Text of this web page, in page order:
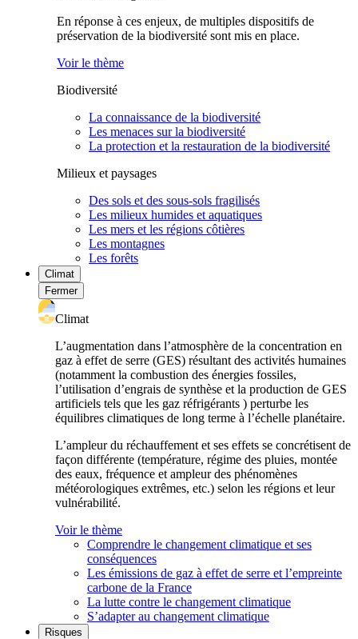
En réponse à ces enjeux, de multiples dispositifs de
préservation de la biodiversité sont mis en place.
Voir le thème
Biodiversité
La connaissance de la biodiversité
Les menaces sur la biodiversité
La protection et la restauration de la biodiversité
Milieux et paysages
Des sols et des sous-sols fragilisés
Les milieux humides et aquatiques
Les mers et les régions côtières
Les montagnes
Les forêts
Climat
Fermer
Climat
L’augmentation dans l’atmosphère de la concentration en
gaz à effet de serre (GES) résultant des activités humaines
(notamment la combustion des énergies fossiles,
l’utilisation d’engrais de synthèse et la production de GES
artificiels tels que les gaz réfrigérants ) perturbe les
équilibres climatiques de long terme à l’échelle planétaire.
L’ampleur du réchauffement et ses effets se concrétisent de
façon différente (température, régime des pluies, montée
des eaux, fréquence et ampleur des phénomènes
météorologiques extrêmes, etc.) selon les régions et leur
vulnérabilité.
Voir le thème
Comprendre le changement climatique et ses
conséquences
Les émissions de gaz à effet de serre et l’empreinte
carbone de la France
La lutte contre le changement climatique
S’adapter au changement climatique
Risques